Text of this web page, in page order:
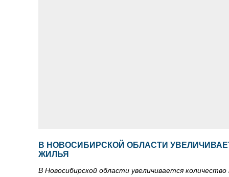
В НОВОСИБИРСКОЙ ОБЛАСТИ
ЖИЛЬЯ
В Новосибирской области увеличивается